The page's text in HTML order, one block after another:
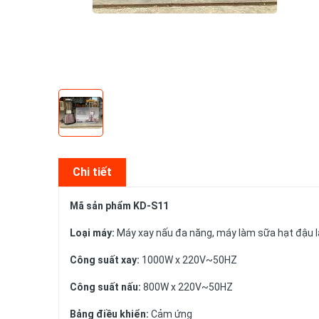
Chi tiết
Mã sản phẩm KD-S11
Loại máy: Máy xay nấu đa năng, máy làm sữa hạt đậu
Công suất xay: 1000W x 220V~50HZ
Công suất nấu: 800W x 220V~50HZ
Bảng điều khiển: Cảm ứng